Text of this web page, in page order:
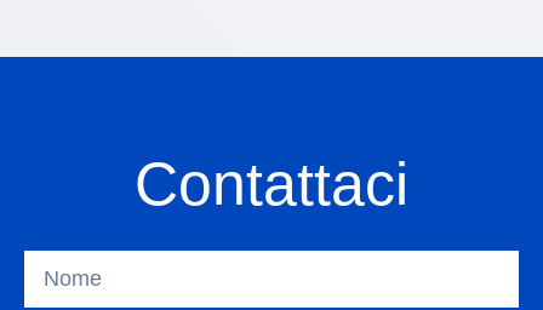
Contattaci